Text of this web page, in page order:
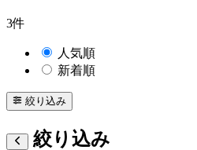
3件
人気順
新着順
絞り込み
絞り込み